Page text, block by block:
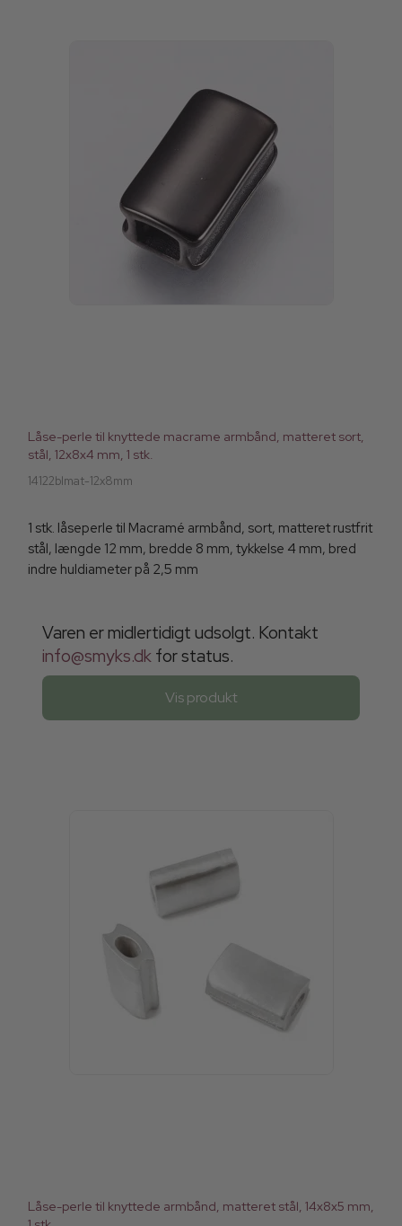
Låse-perle til knyttede macrame armbånd, matteret sort,
stål, 12x8x4 mm, 1 stk.
14122blmat-12x8mm
1 stk. låseperle til Macramé armbånd, sort, matteret rustfrit
stål, længde 12 mm, bredde 8 mm, tykkelse 4 mm, bred
indre huldiameter på 2,5 mm
Varen er midlertidigt udsolgt. Kontakt
info@smyks.dk for status.
Vis produkt
Låse-perle til knyttede armbånd, matteret stål, 14x8x5 mm,